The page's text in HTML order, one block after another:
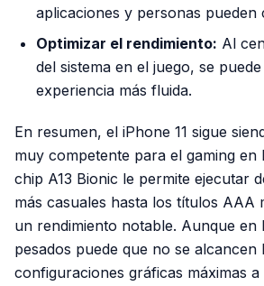
aplicaciones y personas pueden
Optimizar el rendimiento: Al
del sistema en el juego, se
experiencia más fluida.
En resumen, el iPhone 11 sigue
muy competente para el gaming en
chip A13 Bionic le permite ejecutar
más casuales hasta los títulos AAA
un rendimiento notable. Aunque en
pesados puede que no se alcancen
configuraciones gráficas máximas a